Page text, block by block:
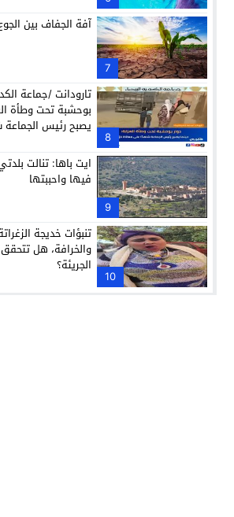
7
آفة الجفاف بين
8
تارودانت /جماعة
بوحشبة تحت وطأة
يصبح رئيس
9
ايت باها: تنالت
فيها واحببتها
10
تنبؤات خديجة
والخرافة، هل
الجريئة؟